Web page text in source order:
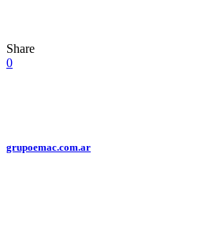
Share
0
grupoemac.com.ar